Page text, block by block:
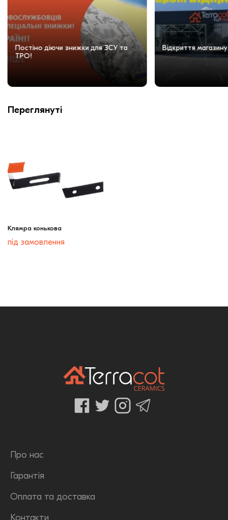
Постіно діючи знижки для ЗСУ та
ТРО!
Відкриття магазину
Переглянуті
Клямра конькова
під замовлення
Про нас
Гарантія
Оплата та доставка
Контакти